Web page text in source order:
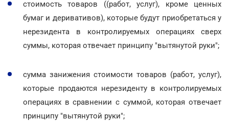
стоимость товаров ((работ, услуг), кроме ценных
бумаг и деривативов), которые будут приобретаться у
нерезидента в контролируемых операциях сверх
суммы, которая отвечает принципу "вытянутой руки";
сумма занижения стоимости товаров (работ, услуг),
которые продаются нерезиденту в контролируемых
операциях в сравнении с суммой, которая отвечает
принципу "вытянутой руки";